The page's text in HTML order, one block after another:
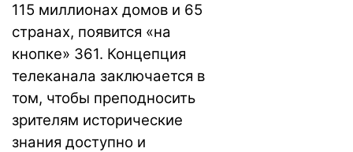
115 миллионах домов и 65
странах, появится «на
кнопке» 361. Концепция
телеканала заключается в
том, чтобы преподносить
зрителям исторические
знания доступно и